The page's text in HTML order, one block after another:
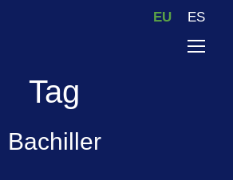
EU ES
Tag
Bachiller